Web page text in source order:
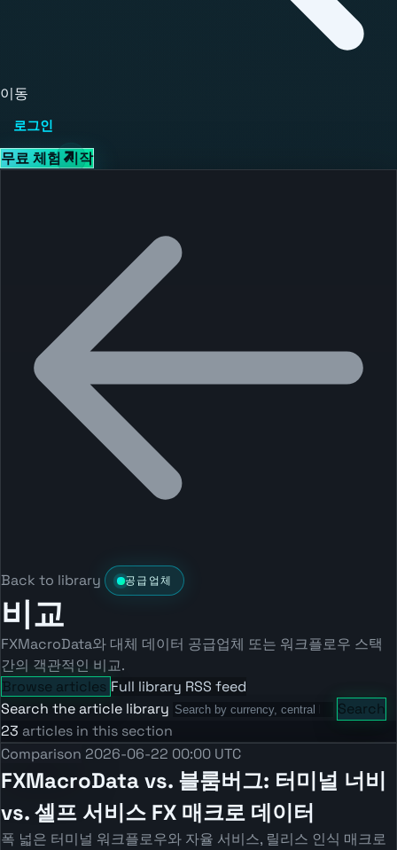
이동
로그인
무료 체험 시작
Back to library 공급업체
비교
FXMacroData와 대체 데이터 공급업체 또는 워크플로우 스택
간의 객관적인 비교.
Browse articles Full library RSS feed
Search the article library
Search
23 articles in this section
Comparison 2026-06-22 00:00 UTC
FXMacroData vs. 블룸버그: 터미널 너비
vs. 셀프 서비스 FX 매크로 데이터
폭 넓은 터미널 워크플로우와 자율 서비스, 릴리스 인식 매크로